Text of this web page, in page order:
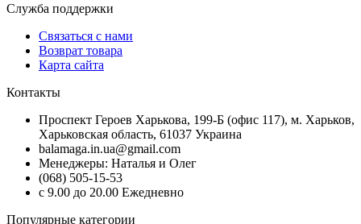
Служба поддержки
Связаться с нами
Возврат товара
Карта сайта
Контакты
Проспект Героев Харькова, 199-Б (офис 117), м. Харьков,
Харьковская область, 61037 Украина
balamaga.in.ua@gmail.com
Менеджеры: Наталья и Олег
(068) 505-15-53
с 9.00 до 20.00 Ежедневно
Популярные категории